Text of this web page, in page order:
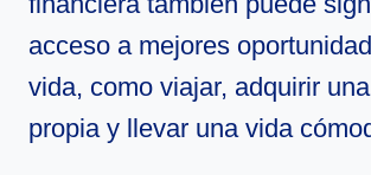
acceso a mejores
vida, como viajar, adquirir
propia y llevar una vida